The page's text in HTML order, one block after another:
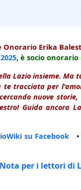
Onorario Erika
2025, è socio onorario
Lazio insieme. Ma
te tracciata per
nuove
Guida ancora
su Facebook •
Nota per i lettori di